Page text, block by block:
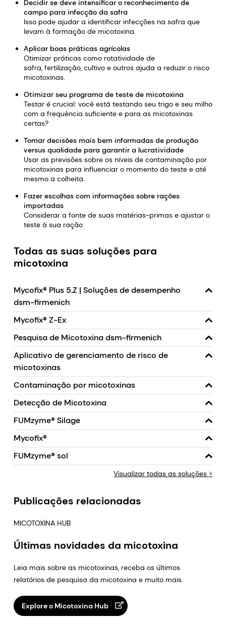
Decidir se deve intensificar o reconhecimento de
campo para infecção da safra
Isso pode ajudar a identificar infecções na safra que
levam à formação de micotoxina.
Aplicar boas práticas agrícolas
Otimizar práticas como rotatividade de
safra, fertilização, cultivo e outros ajuda a reduzir o risco
micotoxinas.
Otimizar seu programa de teste de micotoxina
Testar é crucial: você está testando seu trigo e seu milho
com a frequência suficiente e para as micotoxinas
certas?
Tomar decisões mais bem informadas de produção
versus qualidade para garantir a lucratividade
Usar as previsões sobre os níveis de contaminação por
micotoxinas para influenciar o momento do teste e até
mesmo a colheita.
Fazer escolhas com informações sobre rações
importadas
Considerar a fonte de suas matérias-primas e ajustar o
teste à sua ração
Todas as suas soluções para
micotoxina
Mycofix® Plus 5.Z | Soluções de desempenho
dsm-firmenich
Mycofix® Z-Ex
Pesquisa de Micotoxina dsm-firmenich
Aplicativo de gerenciamento de risco de
micotoxinas
Contaminação por micotoxinas
Detecção de Micotoxina
FUMzyme® Silage
Mycofix®
FUMzyme® sol
Visualizar todas as soluções >
Publicações relacionadas
MICOTOXINA HUB
Últimas novidades da micotoxina
Leia mais sobre as micotoxinas, receba os últimos
relatórios de pesquisa da micotoxina e muito mais.
Explore o Micotoxina Hub